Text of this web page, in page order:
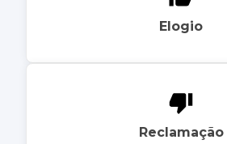
Elogio
Reclamação